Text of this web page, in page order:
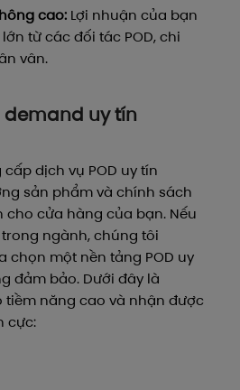
cao: Lợi nhuận của bạn
từ các đối tác POD, chi
vân.
demand uy tín
dịch vụ POD uy tín
sản phẩm và chính sách
cho cửa hàng của bạn. Nếu
ngành, chúng tôi
chọn một nền tảng POD uy
đảm bảo. Dưới đây là
tiềm năng cao và nhận được
cực: